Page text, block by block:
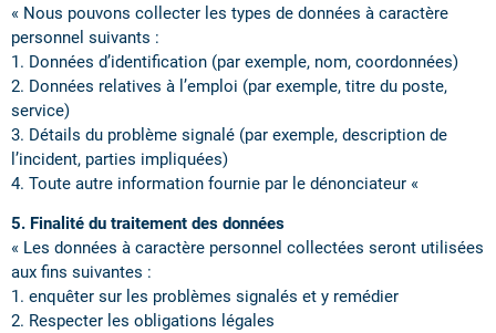
« Nous pouvons collecter les types de données à caractère
personnel suivants :
1. Données d’identification (par exemple, nom, coordonnées)
2. Données relatives à l’emploi (par exemple, titre du poste,
service)
3. Détails du problème signalé (par exemple, description de
l’incident, parties impliquées)
4. Toute autre information fournie par le dénonciateur «
5. Finalité du traitement des données
« Les données à caractère personnel collectées seront utilisées
aux fins suivantes :
1. enquêter sur les problèmes signalés et y remédier
2. Respecter les obligations légales